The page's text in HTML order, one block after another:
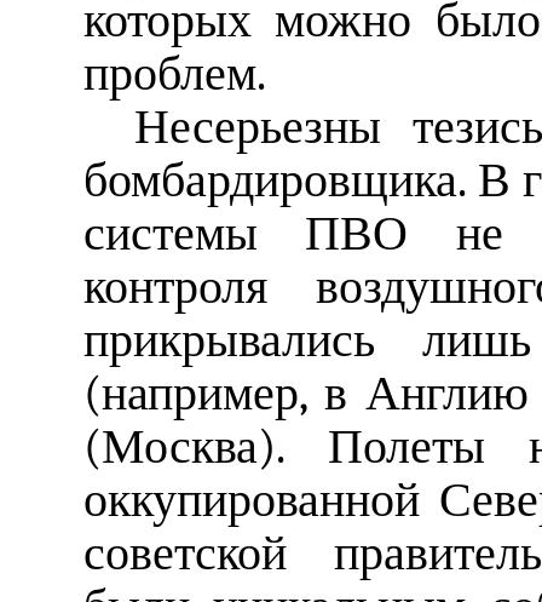
которых можно
проблем.
Несерьезны
бомбардировщика. В
системы ПВО не
контроля
прикрывались
(например, в
(Москва). Полеты
оккупированной
советской